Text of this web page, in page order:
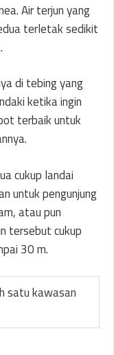
Air terjun yang
terletak sedikit
di tebing yang
ketika ingin
terbaik untuk
cukup landai
untuk pengunjung
atau pun
tersebut cukup
30 m.
satu kawasan